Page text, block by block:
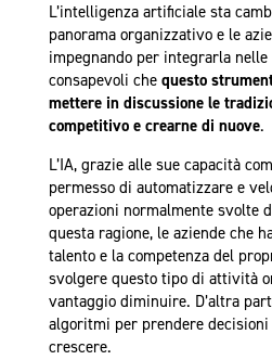
L’intelligenza artificiale sta
panorama organizzativo e le
impegnando per integrarla
consapevoli che questo
mettere in discussione le
competitivo e crearne di nuove.
L’IA, grazie alle sue capacità
permesso di automatizzare e
operazioni normalmente svolte
questa ragione, le aziende che
talento e la competenza del
svolgere questo tipo di attività
vantaggio diminuire. D’altra
algoritmi per prendere decisioni
crescere.